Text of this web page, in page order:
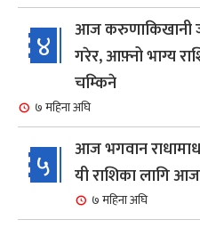
४
आज करुणाकिखानी
गरेर, आफ़्नो भाग्य
चम्किने
७ महिना अघि
५
आज भगवान
यी राशिका लागि
७ महिना अघि